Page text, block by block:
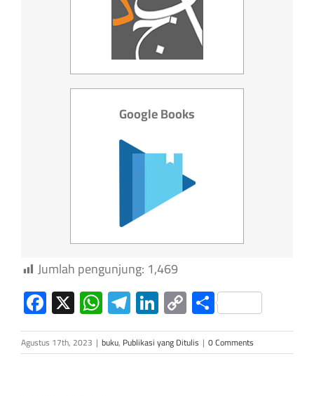
Google Books
Jumlah pengunjung: 1,469
Facebook
X WhatsApp
Telegram
LinkedIn
Copy
Link
Share
Agustus 17th, 2023 | buku, Publikasi yang Ditulis | 0 Comments